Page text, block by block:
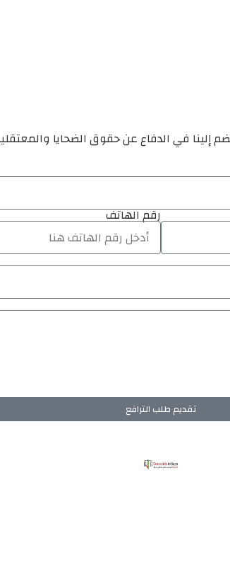
إلينا في الدفاع عن حقوق الضحايا
رقم الهاتف
تقديم طلب الترافع